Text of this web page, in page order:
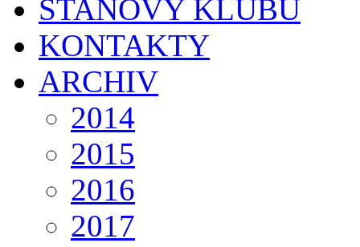
STANOVY KLUBU
KONTAKTY
ARCHIV
2014
2015
2016
2017